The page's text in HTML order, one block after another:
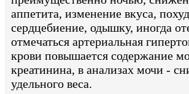
аппетита, изменение вкуса,
сердцебиение, одышку, иногда
отмечаться артериальная
крови повышается содержание
креатинина, в анализах мочи -
удельного веса.